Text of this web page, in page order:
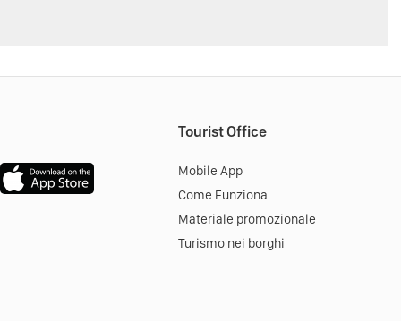
Tourist Office
Mobile App
Come Funziona
Materiale promozionale
Turismo nei borghi